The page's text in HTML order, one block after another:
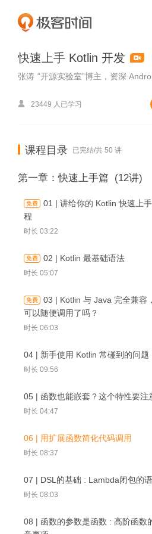
快速上手 Kotlin 开发
张涛
 23449 人已学习
课程目录 已完结/共 50 讲
第一章：快速上手篇 (12讲)
01 | 讲给你的 Kotlin 快速上
程
时长 03:22
02 | Kotlin 最基础语法
时长 05:07
03 | Kotlin 与 Java 完全兼容
可以随便调用了吗？
时长 06:03
04 | 新手使用 Kotlin 常碰到的问题
时长 09:56
05 | 函数也能嵌套？这个特性要注
时长 04:47
06 | 用扩展函数简化代码调用
时长 08:37
07 | DSL的基础 : Lambda闭包的
时长 08:03
08 | 函数的参数是函数 : 高阶函数
用了吗？